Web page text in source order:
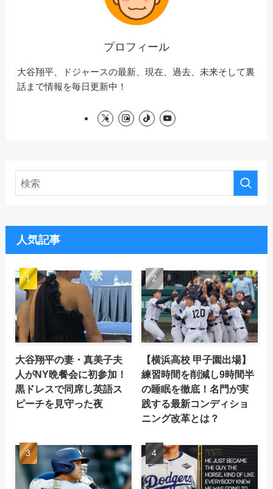
プロフィール
大谷翔平、ドジャースの最新、現在、過去、未来そして裏
話まで情報を毎日更新中！
人気記事
大谷翔平の妻・真美子夫
人がNY晩餐会に初参加！
黒ドレスで同席し英語ス
ピーチを見守った夜
【横浜高校 甲子園出場】
練習時間を削減し9時間半
の睡眠を徹底！名門が実
践する最新コンディショ
ニング改革とは？